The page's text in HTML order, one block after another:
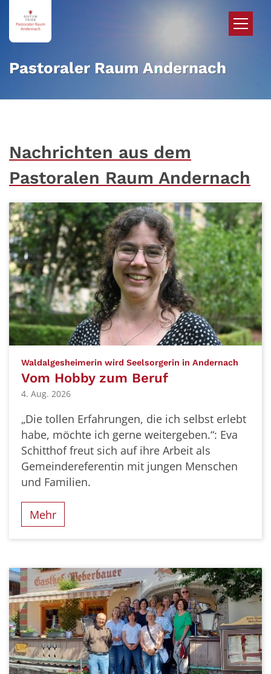
Zum Inhalt springen
Pastoraler Raum Andernach
Nachrichten aus dem
Pastoralen Raum Andernach
Waldalgesheimerin wird Seelsorgerin in Andernach
Vom Hobby zum Beruf
4. Aug. 2026
„Die tollen Erfahrungen, die ich selbst erlebt
habe, möchte ich gerne weitergeben.“: Eva
Schitthof freut sich auf ihre Arbeit als
Gemeindereferentin mit jungen Menschen
und Familien.
Mehr